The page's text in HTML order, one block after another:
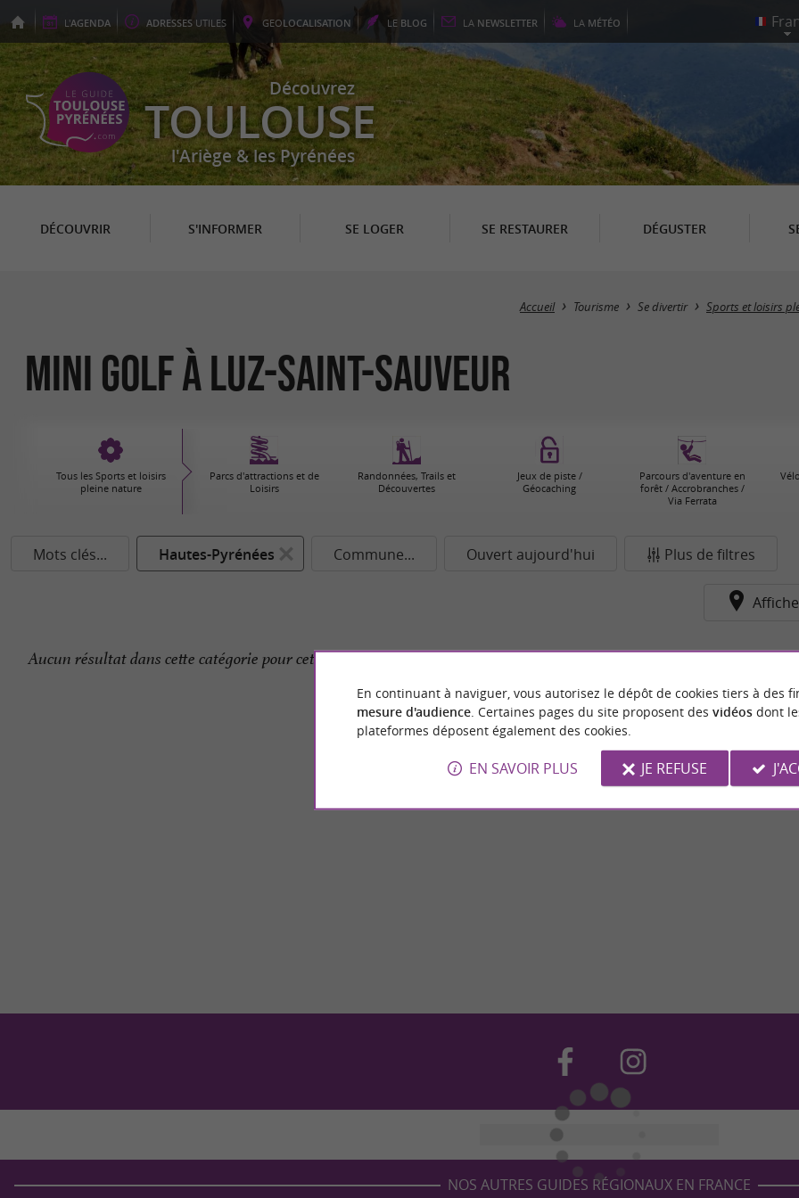
L'AGENDA ADRESSES UTILES GEOLOCALISATION LE BLOG LA NEWSLETTER LA MÉTÉO
Découvrez
TOULOUSE
l'Ariège & les Pyrénées
DÉCOUVRIR S'INFORMER SE LOGER SE RESTAURER DÉGUSTER
Accueil Tourisme Se divertir Sports et loisirs
Mini Golf à Luz-Saint-Sauveur
Tous les Sports et loisirs
pleine nature
Parcs d'attractions et de
Loisirs
Randonnées, Trails et
Découvertes
Jeux de piste /
Géocaching
Parcours d'aventure en
forêt / Accrobranches /
Via Ferrata
Mots clés... Hautes-Pyrénées Commune... Ouvert aujourd'hui Plus de filtres
Aucun résultat dans cette catégorie pour cette commune pour le moment...
NOS AUTRES GUIDES RÉGIONAUX EN FRANCE
En continuant à naviguer, vous autorisez le dépôt de cookies tiers à des
mesure d'audience. Certaines pages du site proposent des vidéosdont
plateformes déposent également des cookies.
EN SAVOIR PLUS JE REFUSE